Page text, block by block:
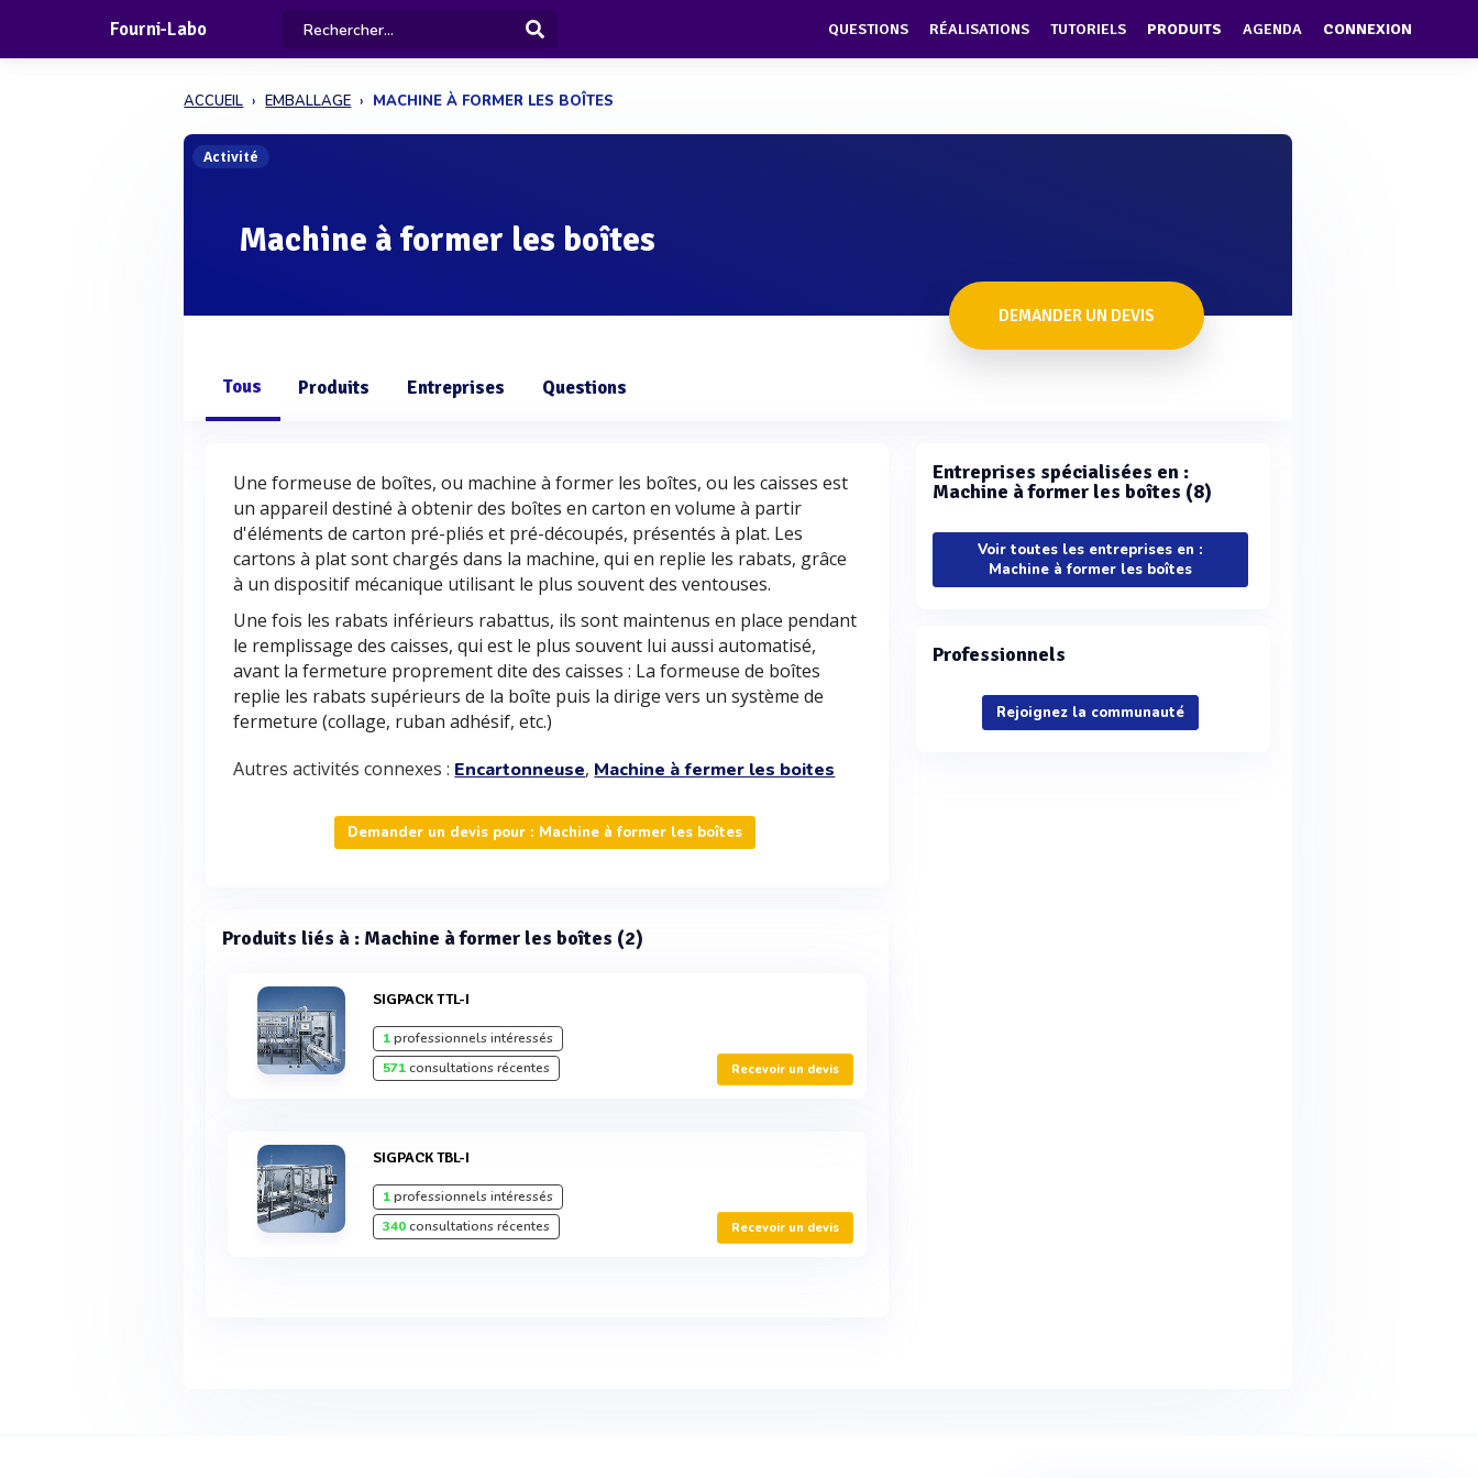
Fourni-Labo QUESTIONS RÉALISATIONS TUTORIELS PRODUITS AGENDA CONNEXION
ACCUEIL EMBALLAGE MACHINE À FORMER LES BOÎTES
Activité
Machine à former les boîtes
DEMANDER UN DEVIS
Tous Produits Entreprises Questions
Une formeuse de boîtes, ou machine à former les boîtes, ou les caisses est
un appareil destiné à obtenir des boîtes en carton en volume à partir
d'éléments de carton pré-pliés et pré-découpés, présentés à plat. Les
cartons à plat sont chargés dans la machine, qui en replie les rabats, grâce
à un dispositif mécanique utilisant le plus souvent des ventouses.
Une fois les rabats inférieurs rabattus, ils sont maintenus en place pendant
le remplissage des caisses, qui est le plus souvent lui aussi automatisé,
avant la fermeture proprement dite des caisses : La formeuse de boîtes
replie les rabats supérieurs de la boîte puis la dirige vers un système de
fermeture (collage, ruban adhésif, etc.)
Autres activités connexes : Encartonneuse, Machine à fermer les boites
Demander un devis pour : Machine à former les boîtes
Produits liés à : Machine à former les boîtes (2)
SIGPACK TTL-I
1professionnels intéressés
571consultations récentes Recevoir un devis
SIGPACK TBL-I
1professionnels intéressés
340consultations récentes Recevoir un devis
Entreprises spécialisées en :
Machine à former les boîtes (8)
Voir toutes les entreprises en :
Machine à former les boîtes
Professionnels
Rejoignez la communauté